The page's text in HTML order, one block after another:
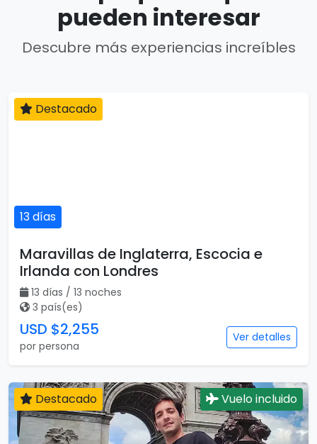
pueden interesar
Descubre más experiencias increíbles
13 días
Destacado
Maravillas de Inglaterra, Escocia e
Irlanda con Londres
13 días / 13 noches
3 país(es)
USD $2,255
por persona
Ver detalles
Destacado Vuelo incluido